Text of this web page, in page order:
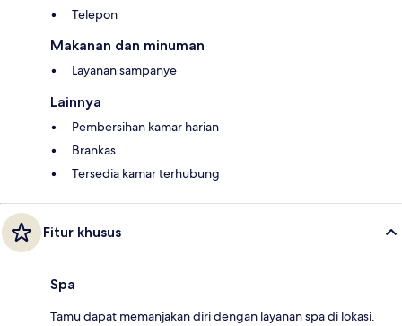
Telepon
Makanan dan minuman
Layanan sampanye
Lainnya
Pembersihan kamar harian
Brankas
Tersedia kamar terhubung
Fitur khusus
Spa
Tamu dapat memanjakan diri dengan layanan spa di lokasi.